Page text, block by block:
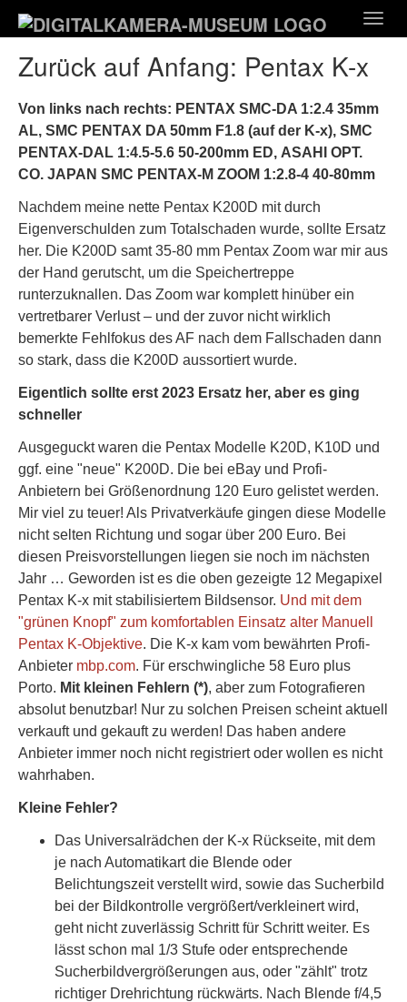
Hauptinhalt
Zurück auf Anfang: Pentax K-x
Von links nach rechts: PENTAX SMC-DA 1:2.4 35mm
AL, SMC PENTAX DA 50mm F1.8 (auf der K-x), SMC
PENTAX-DAL 1:4.5-5.6 50-200mm ED, ASAHI OPT.
CO. JAPAN SMC PENTAX-M ZOOM 1:2.8-4 40-80mm
Nachdem meine nette Pentax K200D mit durch
Eigenverschulden zum Totalschaden wurde, sollte Ersatz
her. Die K200D samt 35-80 mm Pentax Zoom war mir aus
der Hand gerutscht, um die Speichertreppe
runterzuknallen. Das Zoom war komplett hinüber ein
vertretbarer Verlust – und der zuvor nicht wirklich
bemerkte Fehlfokus des AF nach dem Fallschaden dann
so stark, dass die K200D aussortiert wurde.
Eigentlich sollte erst 2023 Ersatz her, aber es ging
schneller
Ausgeguckt waren die Pentax Modelle K20D, K10D und
ggf. eine "neue" K200D. Die bei eBay und Profi-
Anbietern bei Größenordnung 120 Euro gelistet werden.
Mir viel zu teuer! Als Privatverkäufe gingen diese Modelle
nicht selten Richtung und sogar über 200 Euro. Bei
diesen Preisvorstellungen liegen sie noch im nächsten
Jahr … Geworden ist es die oben gezeigte 12 Megapixel
Pentax K-x mit stabilisiertem Bildsensor. Und mit dem
"grünen Knopf" zum komfortablen Einsatz alter Manuell
Pentax K-Objektive. Die K-x kam vom bewährten Profi-
Anbieter mbp.com. Für erschwingliche 58 Euro plus
Porto. Mit kleinen Fehlern (*), aber zum Fotografieren
absolut benutzbar! Nur zu solchen Preisen scheint aktuell
verkauft und gekauft zu werden! Das haben andere
Anbieter immer noch nicht registriert oder wollen es nicht
wahrhaben.
Kleine Fehler?
Das Universalrädchen der K-x Rückseite, mit dem
je nach Automatikart die Blende oder
Belichtungszeit verstellt wird, sowie das Sucherbild
bei der Bildkontrolle vergrößert/verkleinert wird,
geht nicht zuverlässig Schritt für Schritt weiter. Es
lässt schon mal 1/3 Stufe oder entsprechende
Sucherbildvergrößerungen aus, oder "zählt" trotz
richtiger Drehrichtung rückwärts. Nach Blende f/4,5